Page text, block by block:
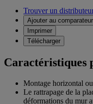
Trouver un
Ajouter au comparateur
Imprimer
Télécharger
Caractéristiques
Montage horizontal
Le rattrapage de la
déformations du mur